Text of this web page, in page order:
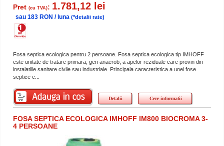
Pret (cu TVA): 1.781,12 lei
sau 183 RON / luna (*detalii rate)
Fosa septica ecologica pentru 2 persoane. Fosa septica ecologica tip IMHOFF
este unitate de tratare primara, gen anaerob, a apelor reziduale care provin din
instalatiile sanitare civile sau industriale. Principala caracteristica a unei fose
septice e...
Detalii Cere informatii
FOSA SEPTICA ECOLOGICA IMHOFF IM800 BIOCROMA 3-
4 PERSOANE